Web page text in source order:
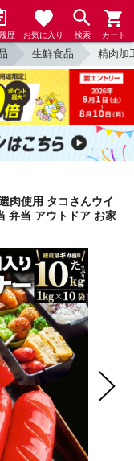
歴 お気に入り 検索 カート
生鮮食品 精肉加
肉使用 タコさんウイ
弁当 アウトドア お家